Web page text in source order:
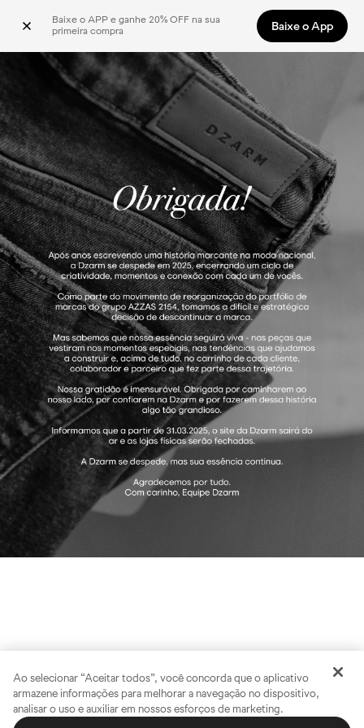
Baixe o APP e ganhe 20% OFF na sua
primeira compra
Baixe o App
Ao selecionar “Aceitar todos”, você concorda que o aplicativo
armazene informações para melhorar a navegação no dispositivo,
analisar o uso e auxiliar em nossos esforços de marketing.